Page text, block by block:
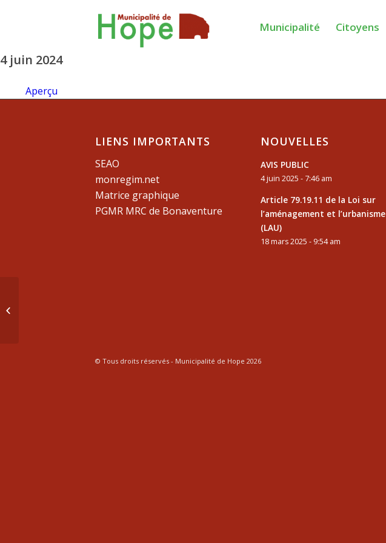
Municipalité Citoyens
4 juin 2024
Aperçu
LIENS IMPORTANTS
SEAO
monregim.net
Matrice graphique
PGMR MRC de Bonaventure
NOUVELLES
AVIS PUBLIC
4 juin 2025 - 7:46 am
Article 79.19.11 de la Loi sur
l’aménagement et l’urbanisme
(LAU)
18 mars 2025 - 9:54 am
© Tous droits réservés - Municipalité de Hope 2026